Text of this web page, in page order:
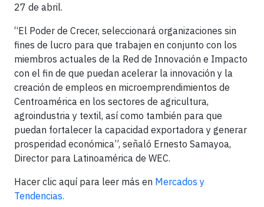
27 de abril.
“El Poder de Crecer, seleccionará organizaciones sin
fines de lucro para que trabajen en conjunto con los
miembros actuales de la Red de Innovación e Impacto
con el fin de que puedan acelerar la innovación y la
creación de empleos en microemprendimientos de
Centroamérica en los sectores de agricultura,
agroindustria y textil, así como también para que
puedan fortalecer la capacidad exportadora y generar
prosperidad económica”, señaló Ernesto Samayoa,
Director para Latinoamérica de WEC.
Hacer clic aquí para leer más en Mercados y
Tendencias.